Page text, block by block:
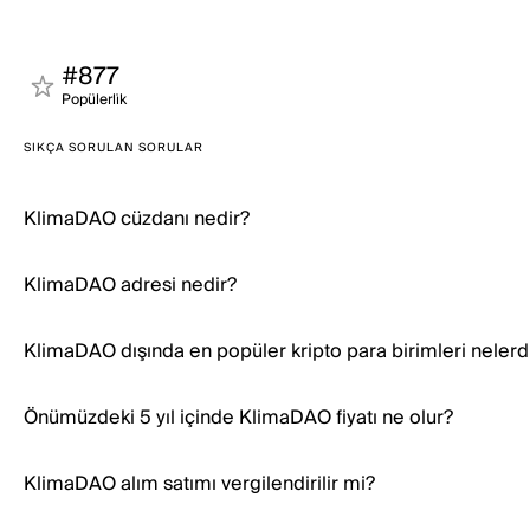
#877
Popülerli̇k
SIKÇA SORULAN SORULAR
KlimaDAO cüzdanı nedir?
KlimaDAO adresi nedir?
KlimaDAO dışında en popüler kripto para birimleri
Önümüzdeki 5 yıl içinde KlimaDAO fiyatı ne olur?
KlimaDAO alım satımı vergilendirilir mi?